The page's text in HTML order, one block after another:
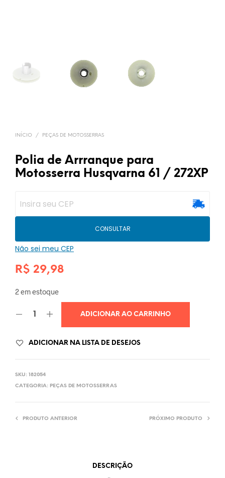
INÍCIO / PEÇAS DE MOTOSSERRAS
Polia de Arrranque para
Motosserra Husqvarna 61 / 272XP
CONSULTAR
Não sei meu CEP
R$ 29,98
2 em estoque
ADICIONAR AO CARRINHO
ADICIONAR NA LISTA DE DESEJOS
SKU: 182054
CATEGORIA: PEÇAS DE MOTOSSERRAS
PRODUTO ANTERIOR PRÓXIMO PRODUTO
DESCRIÇÃO